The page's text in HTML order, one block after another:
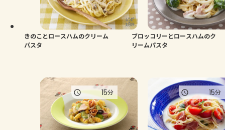
よくあるお問い合わせ
お買い物
きのことロースハムのクリーム
パスタ
ブロッコリーとロースハムのク
リームパスタ
15分 15分